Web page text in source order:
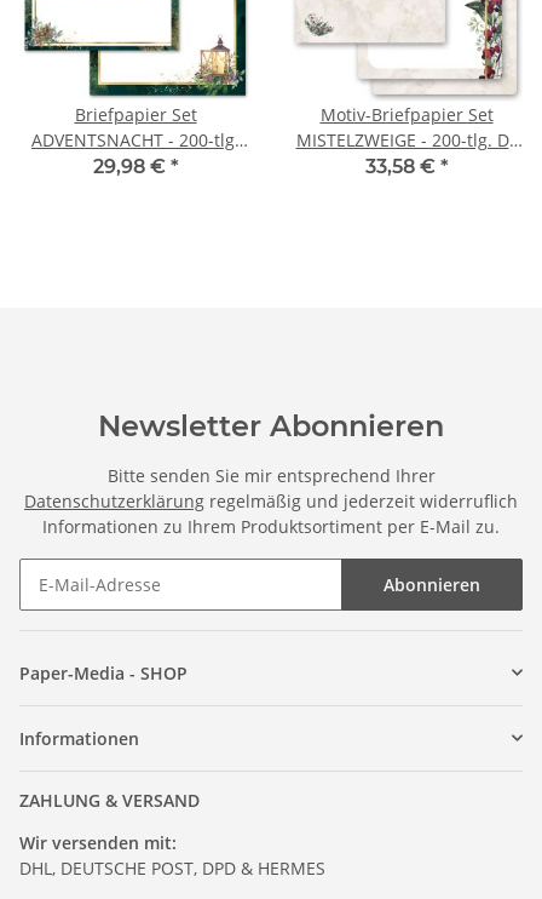
Briefpapier Set
ADVENTSNACHT - 200-tlg.
DL (mit Fenster)
29,98 € *
Motiv-Briefpapier Set
MISTELZWEIGE - 200-tlg. DL
(mit Fenster)
33,58 € *
Newsletter Abonnieren
Bitte senden Sie mir entsprechend Ihrer
Datenschutzerklärung regelmäßig und jederzeit widerruflich
Informationen zu Ihrem Produktsortiment per E-Mail zu.
Abonnieren
Paper-Media - SHOP
Informationen
ZAHLUNG & VERSAND
Wir versenden mit:
DHL, DEUTSCHE POST, DPD & HERMES